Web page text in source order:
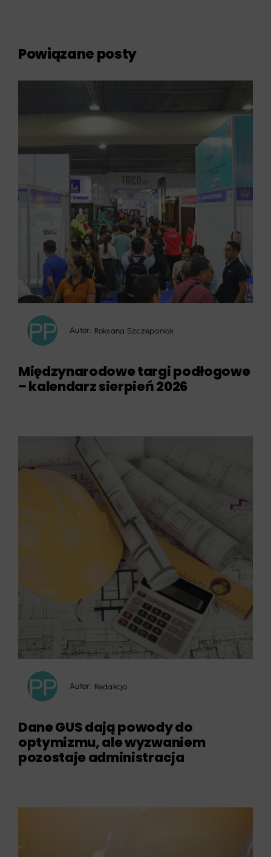
Powiązane posty
Autor: Roksana Szczepaniak
Międzynarodowe targi podłogowe
– kalendarz sierpień 2026
Autor: Redakcja
Dane GUS dają powody do
optymizmu, ale wyzwaniem
pozostaje administracja